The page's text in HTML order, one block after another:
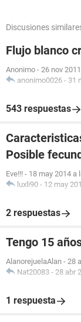
Discusiones
Flujo blanco
Anonimo - 26 nov
anonimo0026 - 31
543 respuestas
Posible
Eve!!! - 18 may 2014 a
luxli90 - 12 may
2 respuestas
Tengo 15
AlanorejuelaAlan - 28
Nat20083 - 28 abr
1 respuesta